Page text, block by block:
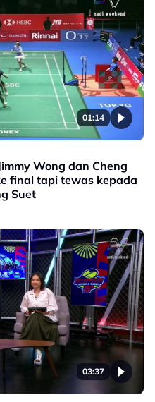
01:14
Wong dan Cheng
final tapi tewas kepada
Suet
03:37